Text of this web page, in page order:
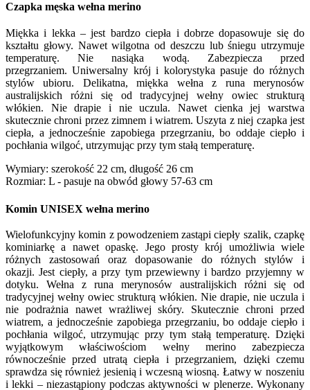
Czapka męska wełna merino
Miękka i lekka – jest bardzo ciepła i dobrze dopasowuje się do
kształtu głowy. Nawet wilgotna od deszczu lub śniegu utrzymuje
temperaturę. Nie nasiąka wodą. Zabezpiecza przed
przegrzaniem. Uniwersalny krój i kolorystyka pasuje do różnych
stylów ubioru. Delikatna, miękka wełna z runa merynosów
australijskich różni się od tradycyjnej wełny owiec strukturą
włókien. Nie drapie i nie uczula. Nawet cienka jej warstwa
skutecznie chroni przez zimnem i wiatrem. Uszyta z niej czapka jest
ciepła, a jednocześnie zapobiega przegrzaniu, bo oddaje ciepło i
pochłania wilgoć, utrzymując przy tym stałą temperaturę.
Wymiary: szerokość 22 cm, długość 26 cm
Rozmiar: L - pasuje na obwód głowy 57-63 cm
Komin UNISEX wełna merino
Wielofunkcyjny komin z powodzeniem zastąpi ciepły szalik, czapkę
kominiarkę a nawet opaskę. Jego prosty krój umożliwia wiele
różnych zastosowań oraz dopasowanie do różnych stylów i
okazji. Jest ciepły, a przy tym przewiewny i bardzo przyjemny w
dotyku. Wełna z runa merynosów australijskich różni się od
tradycyjnej wełny owiec strukturą włókien. Nie drapie, nie uczula i
nie podrażnia nawet wrażliwej skóry. Skutecznie chroni przed
wiatrem, a jednocześnie zapobiega przegrzaniu, bo oddaje ciepło i
pochłania wilgoć, utrzymując przy tym stałą temperaturę. Dzięki
wyjątkowym właściwościom wełny merino zabezpiecza
równocześnie przed utratą ciepła i przegrzaniem, dzięki czemu
sprawdza się również jesienią i wczesną wiosną. Łatwy w noszeniu
i lekki – niezastąpiony podczas aktywności w plenerze. Wykonany